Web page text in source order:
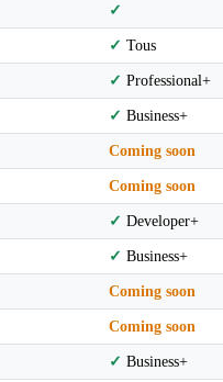
✓
✓ Tous
✓ Professional+
✓ Business+
Coming soon
Coming soon
✓ Developer+
✓ Business+
Coming soon
Coming soon
✓ Business+